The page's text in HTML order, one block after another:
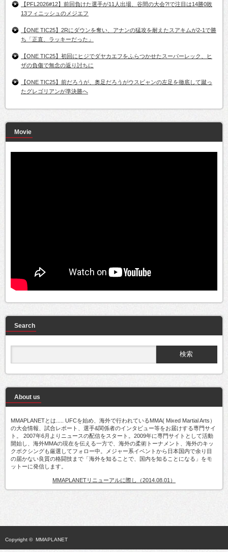
【PFL2026#12】前回負けた選手が11人出場、谷間の大会?!で注目は14勝0敗
13フィニッシュのメジエフ
【ONE TIC25】2Rにダウンを奪い、アナンの猛攻を耐えたスアキムが2-1で勝
ち「正直、ラッキーだった」
【ONE TIC25】初回にヒジでダヤカエフをふらつかせたスーパーレック、ヒ
ザの負傷で無念の返り討ちに
【ONE TIC25】前だろうが、奥足だろうがウスビャンの左足を徹底して蹴っ
たグレゴリアンが準決勝へ
Movie
Search
About us
MMAPLANETとは..... UFCを始め、海外で行われているMMA( Mixed Martial Arts）
の大会情報、試合レポート、選手&関係者のインタビュー等をお届けする専門サイ
ト。 2007年6月よりニュースの配信をスタート。2009年に専門サイトとして活動
開始し、海外MMAの現在を伝える一方で、海外の柔術トーナメント、海外のキッ
クボクシングも厳選してフォロー中。メジャー系イベントから日本国内で余り目
の届かない良質の格闘技まで「海外を知ることで、国内を知ることになる」をモ
ットーに発信します。
MMAPLANETリニューアルに際し（2014.08.01）
Copyright © MMAPLANET